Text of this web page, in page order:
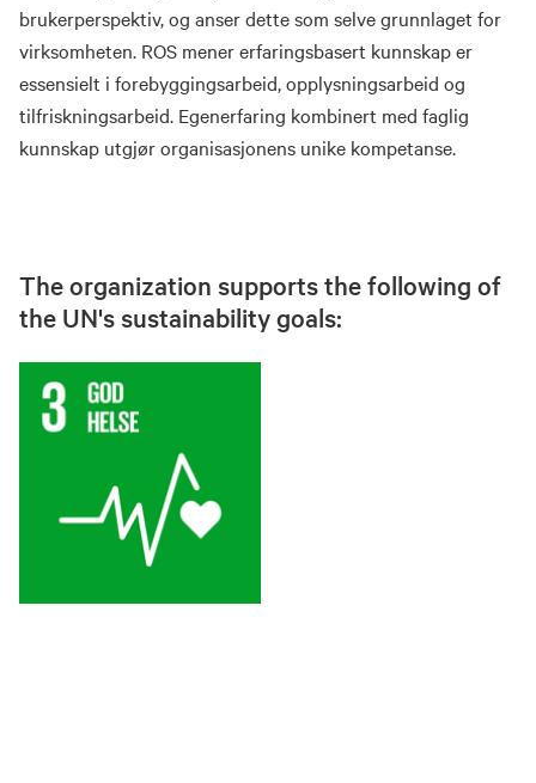
brukerperspektiv, og anser dette som selve grunnlaget for
virksomheten. ROS mener erfaringsbasert kunnskap er
essensielt i forebyggingsarbeid, opplysningsarbeid og
tilfriskningsarbeid. Egenerfaring kombinert med faglig
kunnskap utgjør organisasjonens unike kompetanse.
The organization supports the following of
the UN's sustainability goals: